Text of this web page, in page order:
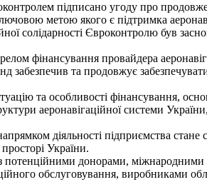
підписано угоду про
метою якого є підтримка
солідарності Євроконтролю був
фінансування провайдера
забезпечив та продовжує
та особливості фінансування,
аеронавігаційної системи
діяльності підприємства
України.
донорами, міжнародними
обслуговування, виробниками